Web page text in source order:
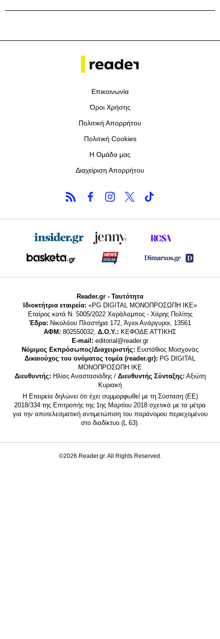
Επικοινωνία
Όροι Χρήσης
Πολιτική Απορρήτου
Πολιτική Cookies
Η Ομάδα μας
Διαχείριση Απορρήτου
Reader.gr - Ταυτότητα
Ιδιοκτήτρια εταιρεία: «PG DIGITAL MONΟΠΡΟΣΩΠΗ ΙΚΕ»
Εταίρος κατά Ν. 5005/2022 Χαράλαμπος - Χάρης Πολίτης
Έδρα: Νικολάου Πλαστήρα 172, Άγιοι Ανάργυροι, 13561
ΑΦΜ: 802550032, Δ.Ο.Υ.: ΚΕΦΟΔΕ ΑΤΤΙΚΗΣ
E-mail: editorial@reader.gr
Νόμιμος Εκπρόσωπος/Διαχειριστής: Ευστάθιος Μοσχονάς
Δικαιούχος του ονόματος τομέα (reader.gr): PG DIGITAL
MONΟΠΡΟΣΩΠΗ ΙΚΕ
Διευθυντής: Ηλίας Αναστασιάδης / Διευθυντής Σύνταξης: Αξιώτη
Κυριακή
Η Εταιρεία δηλώνει ότι έχει συμμορφωθεί με τη Σύσταση (ΕΕ)
2018/334 της Επιτροπής της 1ης Μαρτίου 2018 σχετικά με τα μέτρα
για την αποτελεσματική αντιμετώπιση του παράνομου περιεχομένου
στο διαδίκτυο (L 63).
©2026 Reader.gr. All Rights Reserved.